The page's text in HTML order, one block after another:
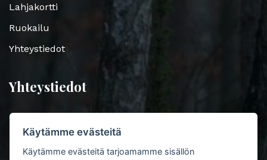
Lahjakortti
Ruokailu
Yhteystiedot
Yhteystiedot
040 541 2330
Käytämme evästeitä
Käytämme evästeitä tarjoamamme sisällön